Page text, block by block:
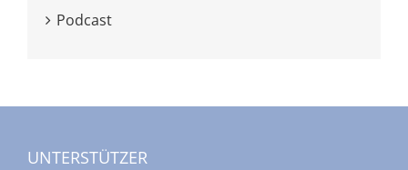
Podcast
UNTERSTÜTZER